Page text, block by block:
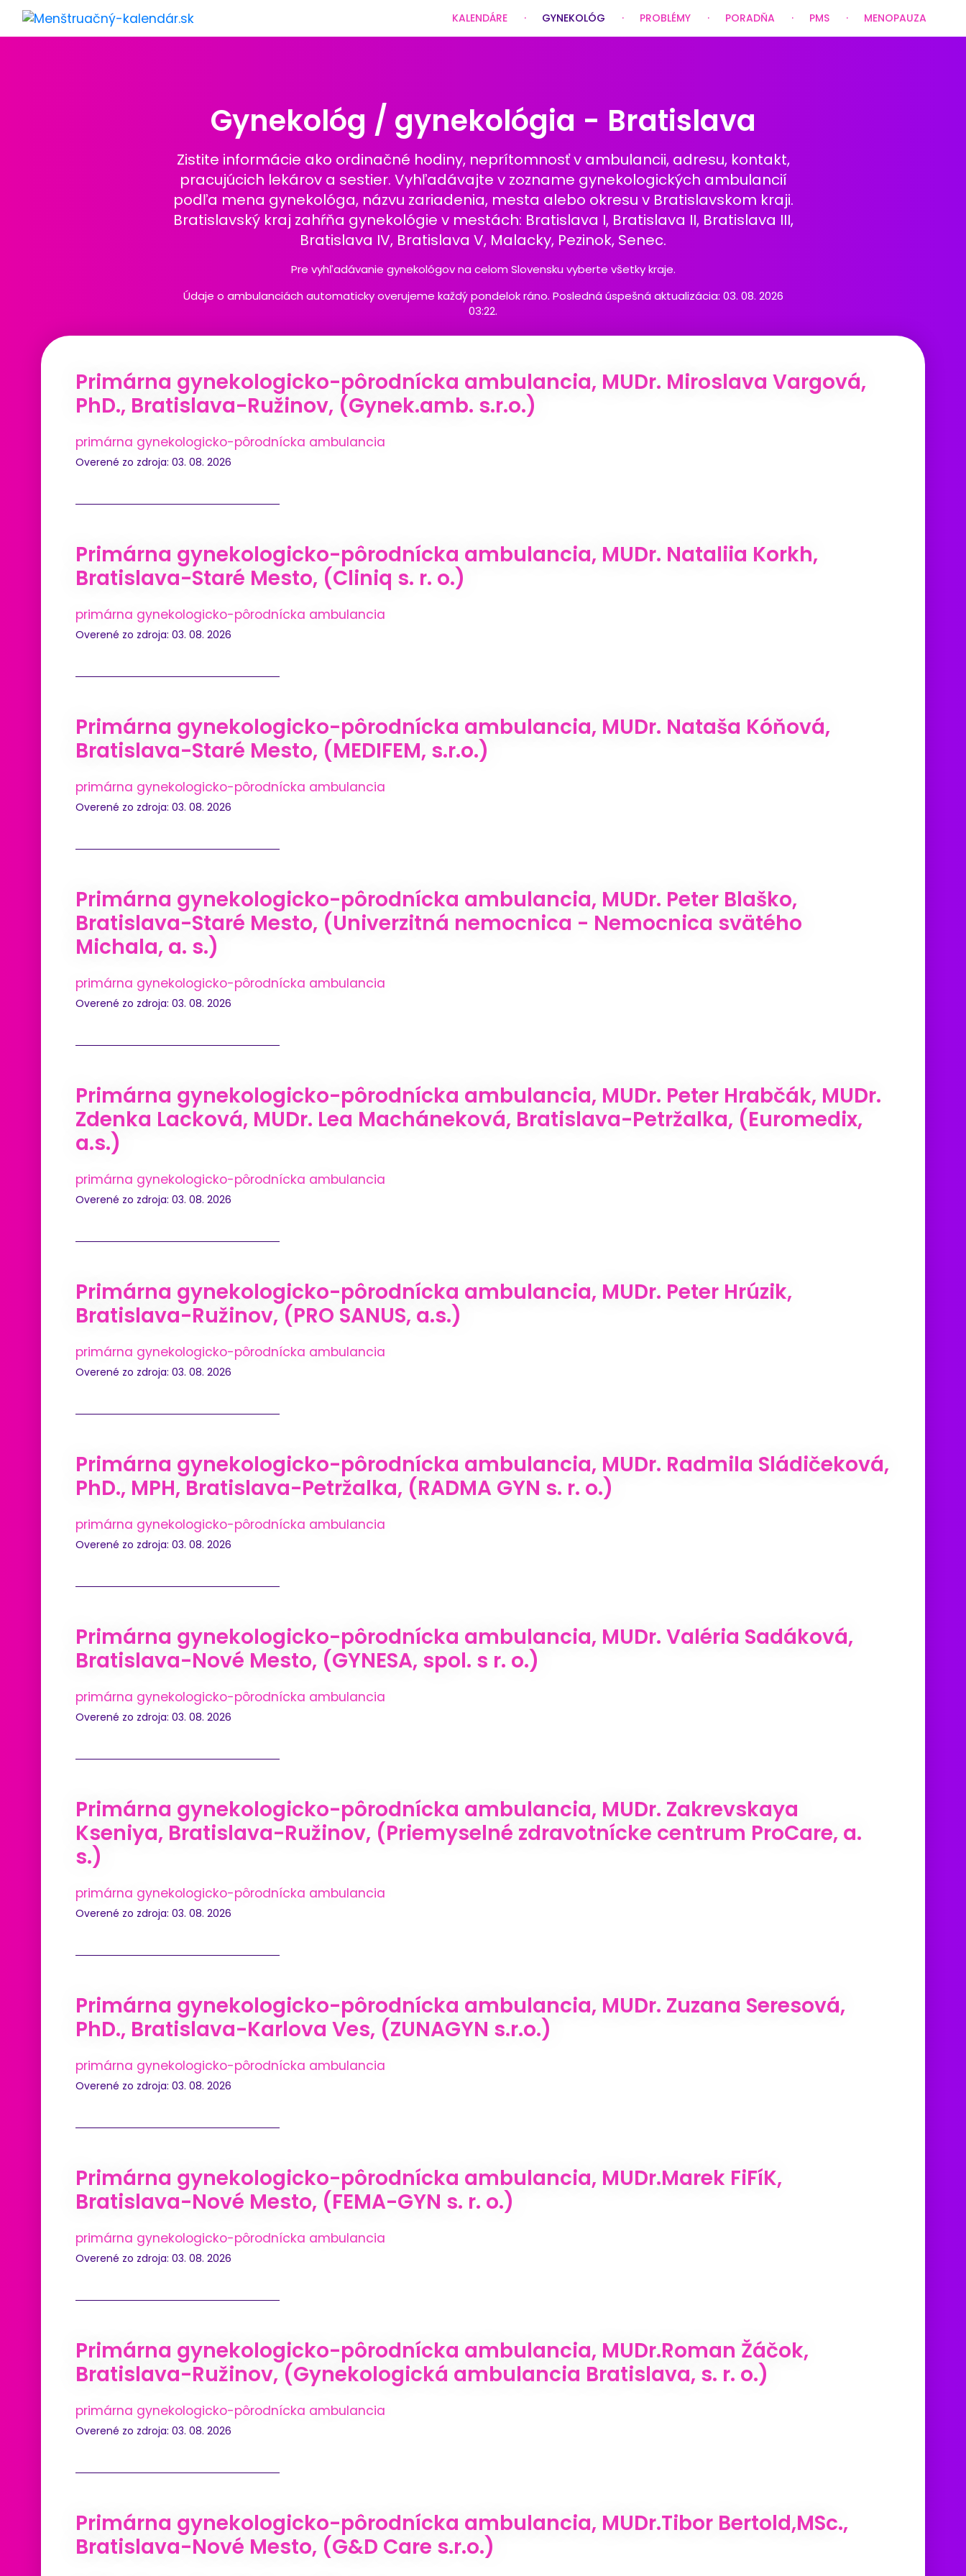
KALENDÁRE GYNEKOLÓG PROBLÉMY PORADŇA PMS MENOPAUZA
Gynekológ / gynekológia - Bratislava
Zistite informácie ako ordinačné hodiny, neprítomnosť v ambulancii, adresu, kontakt,
pracujúcich lekárov a sestier. Vyhľadávajte v zozname gynekologických ambulancií
podľa mena gynekológa, názvu zariadenia, mesta alebo okresu v Bratislavskom kraji.
Bratislavský kraj zahŕňa gynekológie v mestách: Bratislava I, Bratislava II, Bratislava III,
Bratislava IV, Bratislava V, Malacky, Pezinok, Senec.
Pre vyhľadávanie gynekológov na celom Slovensku vyberte všetky kraje.
Údaje o ambulanciách automaticky overujeme každý pondelok ráno. Posledná úspešná aktualizácia: 03. 08. 2026
03:22.
Primárna gynekologicko-pôrodnícka ambulancia, MUDr. Miroslava Vargová,
PhD., Bratislava-Ružinov, (Gynek.amb. s.r.o.)
primárna gynekologicko-pôrodnícka ambulancia
Overené zo zdroja: 03. 08. 2026
Primárna gynekologicko-pôrodnícka ambulancia, MUDr. Nataliia Korkh,
Bratislava-Staré Mesto, (Cliniq s. r. o.)
primárna gynekologicko-pôrodnícka ambulancia
Overené zo zdroja: 03. 08. 2026
Primárna gynekologicko-pôrodnícka ambulancia, MUDr. Nataša Kóňová,
Bratislava-Staré Mesto, (MEDIFEM, s.r.o.)
primárna gynekologicko-pôrodnícka ambulancia
Overené zo zdroja: 03. 08. 2026
Primárna gynekologicko-pôrodnícka ambulancia, MUDr. Peter Blaško,
Bratislava-Staré Mesto, (Univerzitná nemocnica - Nemocnica svätého
Michala, a. s.)
primárna gynekologicko-pôrodnícka ambulancia
Overené zo zdroja: 03. 08. 2026
Primárna gynekologicko-pôrodnícka ambulancia, MUDr. Peter Hrabčák, MUDr.
Zdenka Lacková, MUDr. Lea Macháneková, Bratislava-Petržalka, (Euromedix,
a.s.)
primárna gynekologicko-pôrodnícka ambulancia
Overené zo zdroja: 03. 08. 2026
Primárna gynekologicko-pôrodnícka ambulancia, MUDr. Peter Hrúzik,
Bratislava-Ružinov, (PRO SANUS, a.s.)
primárna gynekologicko-pôrodnícka ambulancia
Overené zo zdroja: 03. 08. 2026
Primárna gynekologicko-pôrodnícka ambulancia, MUDr. Radmila Sládičeková,
PhD., MPH, Bratislava-Petržalka, (RADMA GYN s. r. o.)
primárna gynekologicko-pôrodnícka ambulancia
Overené zo zdroja: 03. 08. 2026
Primárna gynekologicko-pôrodnícka ambulancia, MUDr. Valéria Sadáková,
Bratislava-Nové Mesto, (GYNESA, spol. s r. o.)
primárna gynekologicko-pôrodnícka ambulancia
Overené zo zdroja: 03. 08. 2026
Primárna gynekologicko-pôrodnícka ambulancia, MUDr. Zakrevskaya
Kseniya, Bratislava-Ružinov, (Priemyselné zdravotnícke centrum ProCare, a.
s.)
primárna gynekologicko-pôrodnícka ambulancia
Overené zo zdroja: 03. 08. 2026
Primárna gynekologicko-pôrodnícka ambulancia, MUDr. Zuzana Seresová,
PhD., Bratislava-Karlova Ves, (ZUNAGYN s.r.o.)
primárna gynekologicko-pôrodnícka ambulancia
Overené zo zdroja: 03. 08. 2026
Primárna gynekologicko-pôrodnícka ambulancia, MUDr.Marek FiFíK,
Bratislava-Nové Mesto, (FEMA-GYN s. r. o.)
primárna gynekologicko-pôrodnícka ambulancia
Overené zo zdroja: 03. 08. 2026
Primárna gynekologicko-pôrodnícka ambulancia, MUDr.Roman Žáčok,
Bratislava-Ružinov, (Gynekologická ambulancia Bratislava, s. r. o.)
primárna gynekologicko-pôrodnícka ambulancia
Overené zo zdroja: 03. 08. 2026
Primárna gynekologicko-pôrodnícka ambulancia, MUDr.Tibor Bertold,MSc.,
Bratislava-Nové Mesto, (G&D Care s.r.o.)